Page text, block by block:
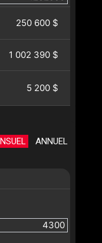
250 600 $
1 002 390 $
5 200 $
ANNUEL